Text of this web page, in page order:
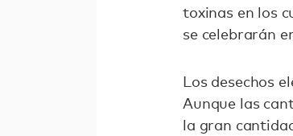
toxinas en los
se celebrarán
Los desechos
Aunque las
la gran